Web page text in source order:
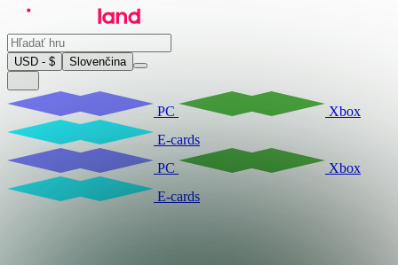
USD - $ Slovenčina
PC
Xbox
E-cards
PC
Xbox
E-cards